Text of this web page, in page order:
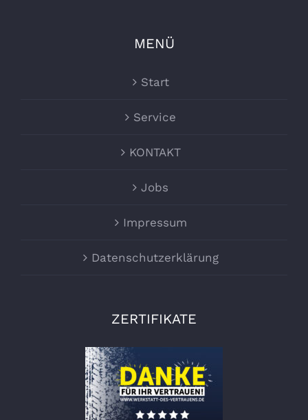
MENÜ
Start
Service
KONTAKT
Jobs
Impressum
Datenschutzerklärung
ZERTIFIKATE